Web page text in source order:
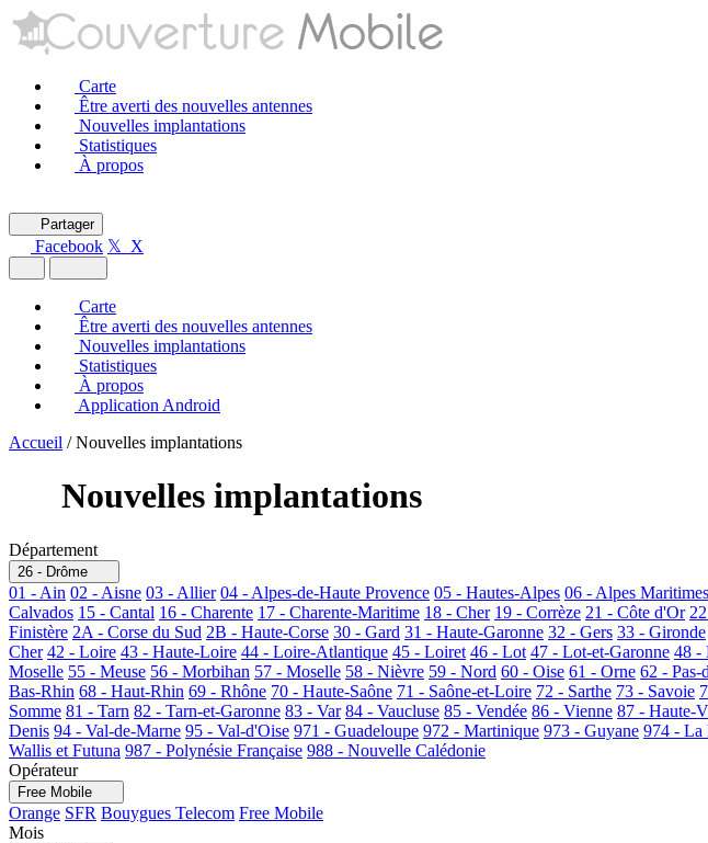
Carte
Être averti des nouvelles antennes
Nouvelles implantations
Statistiques
À propos
Partager
Facebook 𝕏 X
Carte
Être averti des nouvelles antennes
Nouvelles implantations
Statistiques
À propos
Application Android
Accueil / Nouvelles implantations
Nouvelles implantations
Département
26 - Drôme
01 - Ain 02 - Aisne 03 - Allier 04 - Alpes-de-Haute Provence 05 - Hautes-Alpes 06 - Alpes Maritimes
Calvados 15 - Cantal 16 - Charente 17 - Charente-Maritime 18 - Cher 19 - Corrèze 21 - Côte d'Or
Finistère 2A - Corse du Sud 2B - Haute-Corse 30 - Gard 31 - Haute-Garonne 32 - Gers 33 - Gironde
Cher 42 - Loire 43 - Haute-Loire 44 - Loire-Atlantique 45 - Loiret 46 - Lot 47 - Lot-et-Garonne 48 -
Moselle 55 - Meuse 56 - Morbihan 57 - Moselle 58 - Nièvre 59 - Nord 60 - Oise 61 - Orne 62 - Pas-
Bas-Rhin 68 - Haut-Rhin 69 - Rhône 70 - Haute-Saône 71 - Saône-et-Loire 72 - Sarthe 73 - Savoie
Somme 81 - Tarn 82 - Tarn-et-Garonne 83 - Var 84 - Vaucluse 85 - Vendée 86 - Vienne 87 - Haute-
Denis 94 - Val-de-Marne 95 - Val-d'Oise 971 - Guadeloupe 972 - Martinique 973 - Guyane 974 - La
Wallis et Futuna 987 - Polynésie Française 988 - Nouvelle Calédonie
Opérateur
Free Mobile
Orange SFR Bouygues Telecom Free Mobile
Mois